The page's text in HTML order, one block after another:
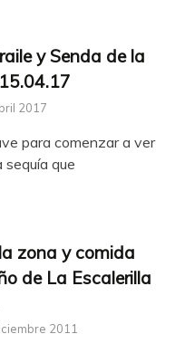
y Senda de la
2017
para comenzar a ver
sequía que
zona y comida
de La Escalerilla
2011